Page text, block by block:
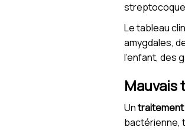
streptocoque
Le tableau
amygdales,
l’enfant, des
Mauvais
Untraitement
bactérienne,